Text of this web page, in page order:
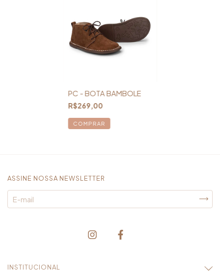
PC - BOTA BAMBOLE
R$269,00
COMPRAR
ASSINE NOSSA NEWSLETTER
INSTITUCIONAL